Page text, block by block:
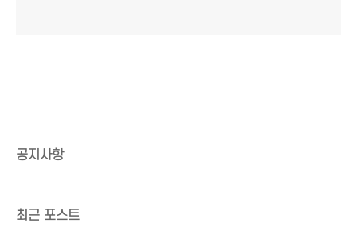
공지사항
최근 포스트